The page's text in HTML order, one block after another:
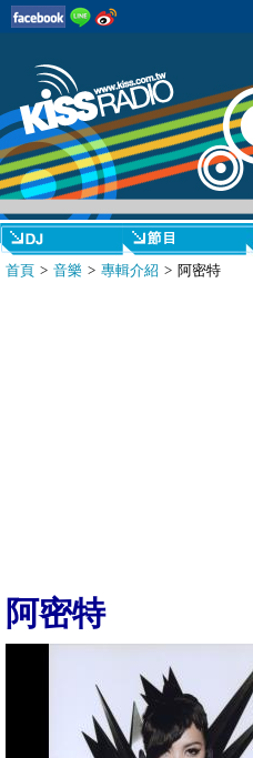
首頁 > 音樂 > 專輯介紹 > 阿密特
阿密特